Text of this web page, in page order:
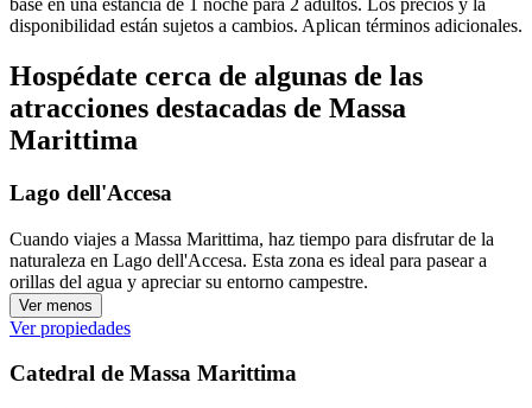
base en una estancia de 1 noche para 2 adultos. Los precios y la
disponibilidad están sujetos a cambios. Aplican términos adicionales.
Hospédate cerca de algunas de las
atracciones destacadas de Massa
Marittima
Lago dell'Accesa
Cuando viajes a Massa Marittima, haz tiempo para disfrutar de la
naturaleza en Lago dell'Accesa. Esta zona es ideal para pasear a
orillas del agua y apreciar su entorno campestre.
Ver menos
Ver propiedades
Catedral de Massa Marittima